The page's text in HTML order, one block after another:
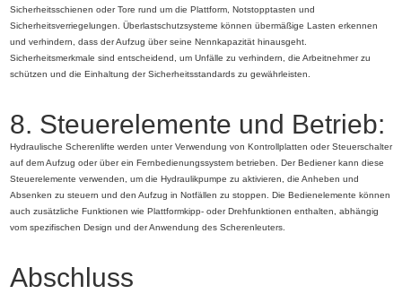
Sicherheitsschienen oder Tore rund um die Plattform, Notstopptasten und
Sicherheitsverriegelungen. Überlastschutzsysteme können übermäßige Lasten erkennen
und verhindern, dass der Aufzug über seine Nennkapazität hinausgeht.
Sicherheitsmerkmale sind entscheidend, um Unfälle zu verhindern, die Arbeitnehmer zu
schützen und die Einhaltung der Sicherheitsstandards zu gewährleisten.
8. Steuerelemente und Betrieb:
Hydraulische Scherenlifte werden unter Verwendung von Kontrollplatten oder Steuerschalter
auf dem Aufzug oder über ein Fernbedienungssystem betrieben. Der Bediener kann diese
Steuerelemente verwenden, um die Hydraulikpumpe zu aktivieren, die Anheben und
Absenken zu steuern und den Aufzug in Notfällen zu stoppen. Die Bedienelemente können
auch zusätzliche Funktionen wie Plattformkipp- oder Drehfunktionen enthalten, abhängig
vom spezifischen Design und der Anwendung des Scherenleuters.
Abschluss